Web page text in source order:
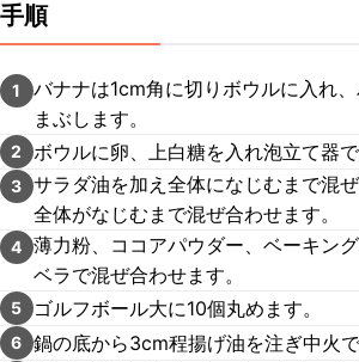
手順
1
バナナは1cm角に切りボウルに入れ
まぶします。
2 ボウルに卵、上白糖を入れ泡立て器で
3 サラダ油を加え全体になじむまで混
全体がなじむまで混ぜ合わせます。
4 薄力粉、ココアパウダー、ベーキン
ベラで混ぜ合わせます。
5 ゴルフボール大に10個丸めます。
6 鍋の底から3cm程揚げ油を注ぎ中火